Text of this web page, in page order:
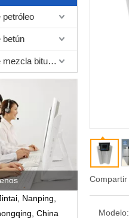
petróleo
betún
Equipo de prueba de mezcla bituminosa
Nanping,
China
Compartir
Modelo: